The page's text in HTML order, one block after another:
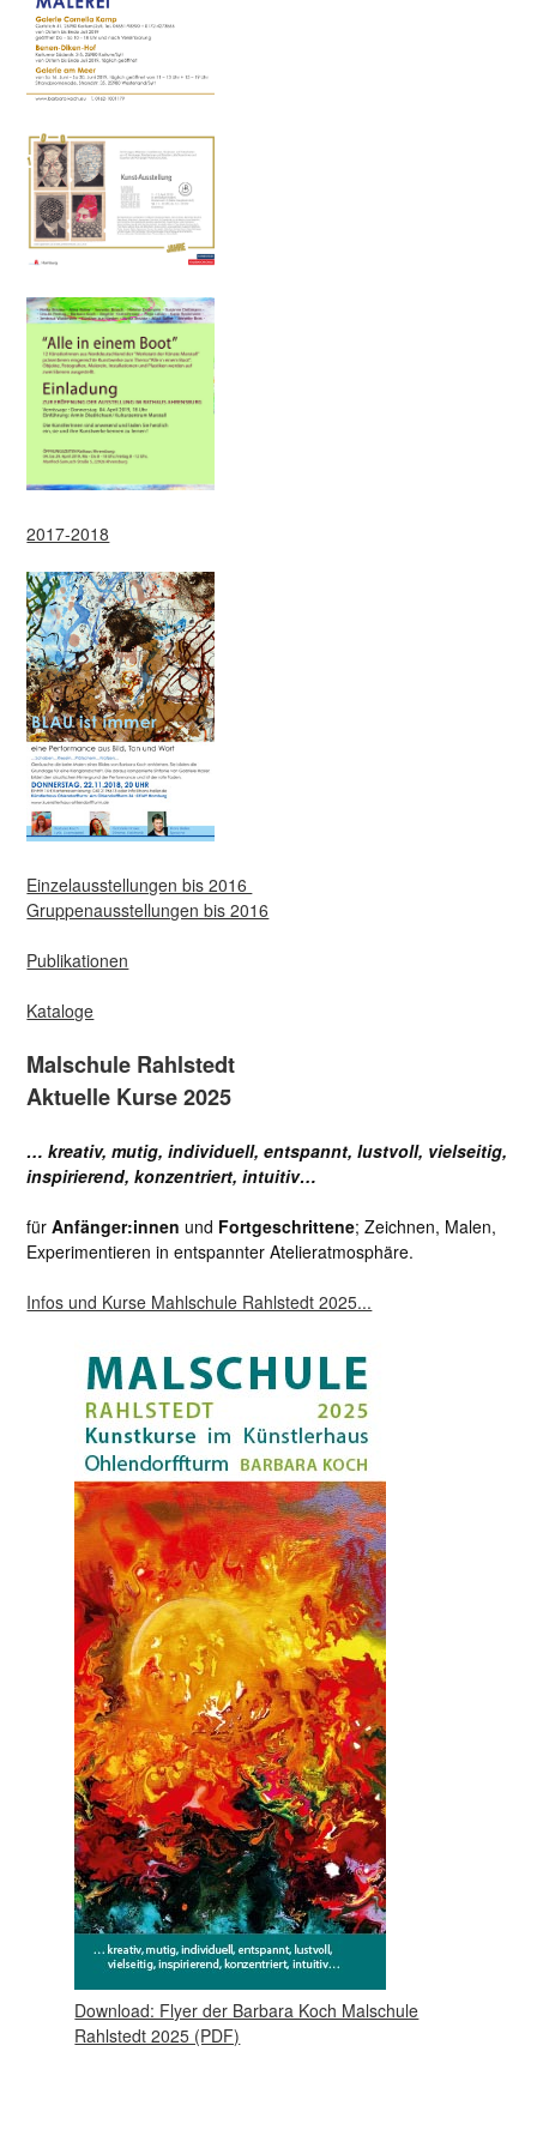
2017-2018
Einzelausstellungen bis 2016
Gruppenausstellungen bis 2016
Publikationen
Kataloge
Malschule Rahlstedt
Aktuelle Kurse 2025
… kreativ, mutig, individuell, entspannt, lustvoll, vielseitig,
inspirierend, konzentriert, intuitiv…
fürAnfänger:innen und Fortgeschrittene; Zeichnen, Malen,
Experimentieren in entspannter Atelieratmosphäre.
Infos und Kurse Mahlschule Rahlstedt 2025...
Download: Flyer der Barbara Koch Malschule
Rahlstedt 2025 (PDF)